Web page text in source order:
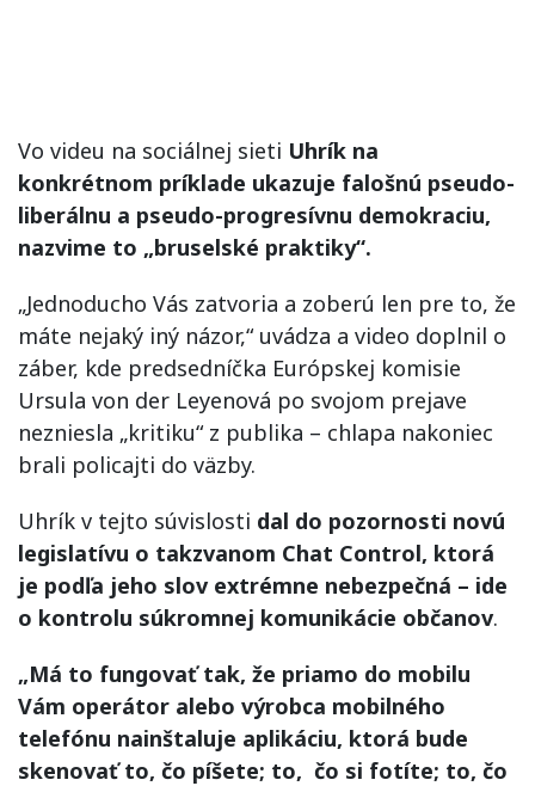
Vo videu na sociálnej sieti Uhrík na
konkrétnom príklade ukazuje falošnú pseudo-
liberálnu a pseudo-progresívnu demokraciu,
nazvime to „bruselské praktiky“.
„Jednoducho Vás zatvoria a zoberú len pre to, že
máte nejaký iný názor,“ uvádza a video doplnil o
záber, kde predsedníčka Európskej komisie
Ursula von der Leyenová po svojom prejave
nezniesla „kritiku“ z publika – chlapa nakoniec
brali policajti do väzby.
Uhrík v tejto súvislosti dal do pozornosti novú
legislatívu o takzvanom Chat Control, ktorá
je podľa jeho slov extrémne nebezpečná – ide
o kontrolu súkromnej komunikácie občanov.
„Má to fungovať tak, že priamo do mobilu
Vám operátor alebo výrobca mobilného
telefónu nainštaluje aplikáciu, ktorá bude
skenovať to, čo píšete; to, čo si fotíte; to, čo